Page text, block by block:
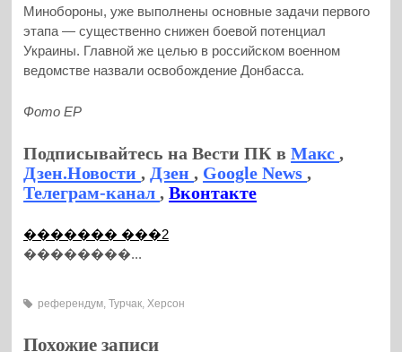
Минобороны, уже выполнены основные задачи первого
этапа — существенно снижен боевой потенциал
Украины. Главной же целью в российском военном
ведомстве назвали освобождение Донбасса.
Фото ЕР
Подписывайтесь на Вести ПК вМакс,
Дзен.Новости,Дзен, Google News,
Телеграм-канал,Вконтакте
������� ���2
��������...
референдум ,Турчак Херсон
Похожие записи